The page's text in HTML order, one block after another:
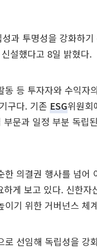
과 투명성을 강화하
설했다고 8일 밝혔다.
등 투자자와 수익자
구다. 기존 ESG위원회
문과 일정 부분 독립
의결권 행사를 넘어
게 보고 있다. 신한자
기 위한 거버넌스 체
선임해 독립성을 강